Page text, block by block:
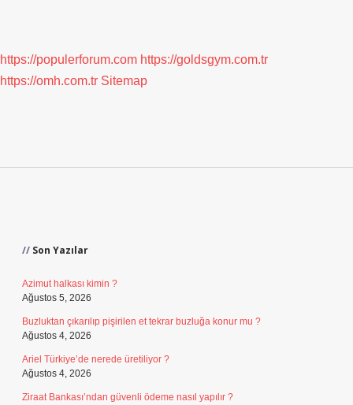
https://populerforum.com https://goldsgym.com.tr
https://omh.com.tr Sitemap
Son Yazılar
Azimut halkası kimin ?
Ağustos 5, 2026
Buzluktan çıkarılıp pişirilen et tekrar buzluğa konur mu ?
Ağustos 4, 2026
Ariel Türkiye’de nerede üretiliyor ?
Ağustos 4, 2026
Ziraat Bankası’ndan güvenli ödeme nasıl yapılır ?